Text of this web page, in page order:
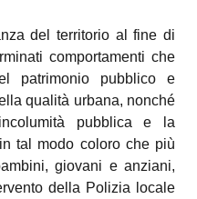
del territorio al fine di
comportamenti che
patrimonio pubblico e
qualità urbana, nonché
pubblica e la
tal modo coloro che più
giovani e anziani,
della Polizia locale